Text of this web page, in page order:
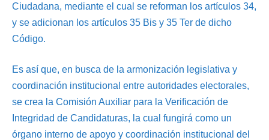
Ciudadana, mediante el cual se reforman los artículos 34,
y se adicionan los artículos 35 Bis y 35 Ter de dicho
Código.
Es así que, en busca de la armonización legislativa y
coordinación institucional entre autoridades electorales,
se crea la Comisión Auxiliar para la Verificación de
Integridad de Candidaturas, la cual fungirá como un
órgano interno de apoyo y coordinación institucional del